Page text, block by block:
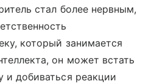
стал более нервным,
который занимается
он может встать
и добиваться реакции